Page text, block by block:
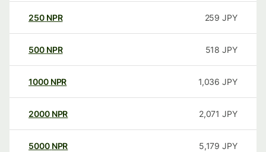
250 NPR 259 JPY
500 NPR 518 JPY
1000 NPR 1,036 JPY
2000 NPR 2,071 JPY
5000 NPR 5,179 JPY